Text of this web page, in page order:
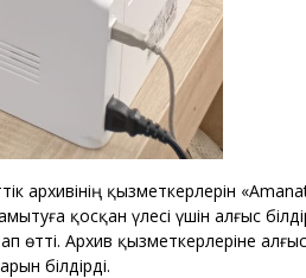
архивінің қызметкерлерін
қосқан үлесі үшін алғыс
Архив қызметкерлеріне
білдірді.